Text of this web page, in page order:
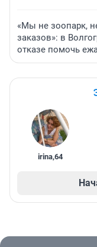
«Мы не зоопарк,
заказов»: в
отказе помочь
irina,64